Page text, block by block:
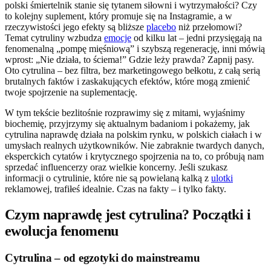
polski śmiertelnik stanie się tytanem siłowni i wytrzymałości? Czy
to kolejny suplement, który promuje się na Instagramie, a w
rzeczywistości jego efekty są bliższe placebo niż przełomowi?
Temat cytruliny wzbudza emocje od kilku lat – jedni przysięgają na
fenomenalną „pompę mięśniową” i szybszą regenerację, inni mówią
wprost: „Nie działa, to ściema!” Gdzie leży prawda? Zapnij pasy.
Oto cytrulina – bez filtra, bez marketingowego bełkotu, z całą serią
brutalnych faktów i zaskakujących efektów, które mogą zmienić
twoje spojrzenie na suplementację.
W tym tekście bezlitośnie rozprawimy się z mitami, wyjaśnimy
biochemię, przyjrzymy się aktualnym badaniom i pokażemy, jak
cytrulina naprawdę działa na polskim rynku, w polskich ciałach i w
umysłach realnych użytkowników. Nie zabraknie twardych danych,
eksperckich cytatów i krytycznego spojrzenia na to, co próbują nam
sprzedać influencerzy oraz wielkie koncerny. Jeśli szukasz
informacji o cytrulinie, które nie są powielaną kalką z ulotki
reklamowej, trafiłeś idealnie. Czas na fakty – i tylko fakty.
Czym naprawdę jest cytrulina? Początki i
ewolucja fenomenu
Cytrulina – od egzotyki do mainstreamu